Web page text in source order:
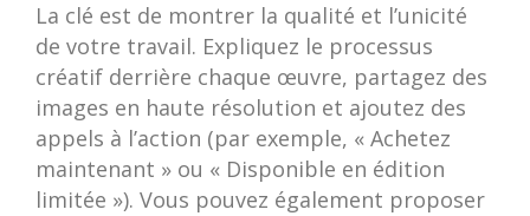
La clé est de montrer la qualité et l’unicité
de votre travail. Expliquez le processus
créatif derrière chaque œuvre, partagez des
images en haute résolution et ajoutez des
appels à l’action (par exemple, « Achetez
maintenant » ou « Disponible en édition
limitée »). Vous pouvez également proposer